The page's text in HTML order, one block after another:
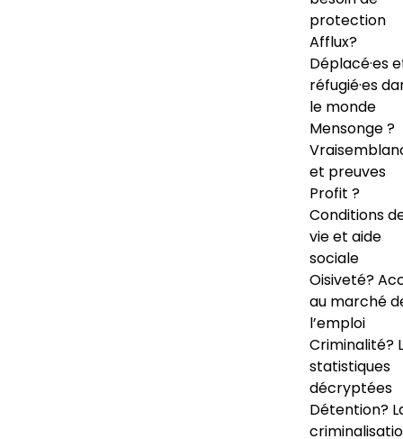
protection
Afflux?
Déplacé·es
réfugié·es
le monde
Mensonge ?
et preuves
Profit ?
Conditions
vie et aide
sociale
Oisiveté?
au marché
l’emploi
Criminalité?
statistiques
décryptées
Détention?